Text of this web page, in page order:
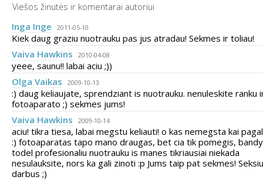
Viešos žinutės ir komentarai autoriui
Inga Inge
2011-05-10
Kiek daug graziu nuotrauku pas jus atradau! Sekmes ir toliau!
Vaiva Hawkins
2010-04-08
yeee, saunu!! labai aciu ;))
Olga Vaikas
2009-10-13
:) daug keliaujate, sprendziant is nuotrauku. nenuleskite ranku
fotoaparato ;) sekmes jums!
Vaiva Hawkins
2009-10-14
aciu! tikra tiesa, labai megstu keliauti! o kas nemegsta kai
:) fotoaparatas tapo mano draugas, bet cia tik pomegis,
todel profesionaliu nuotrauku is manes tikriausiai niekada
nesulauksite, nors ka gali zinoti :p Jums taip pat sekmes!
darbus ;)